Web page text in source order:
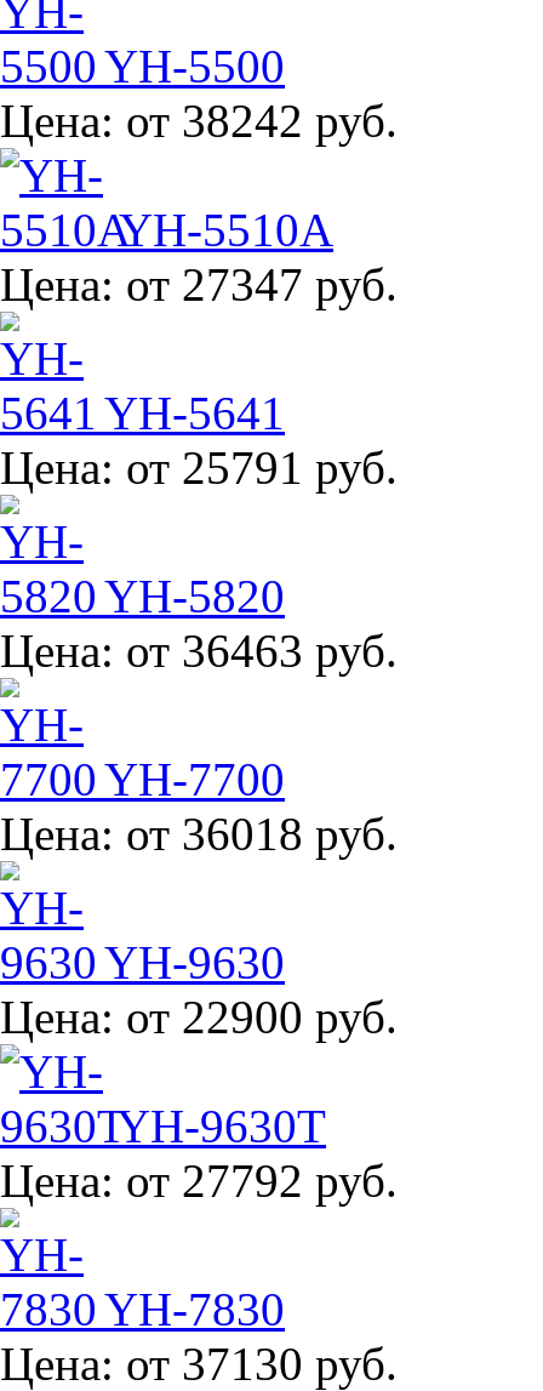
YH-5500
Цена: от 38242 руб.
YH-5510A
Цена: от 27347 руб.
YH-5641
Цена: от 25791 руб.
YH-5820
Цена: от 36463 руб.
YH-7700
Цена: от 36018 руб.
YH-9630
Цена: от 22900 руб.
YH-9630T
Цена: от 27792 руб.
YH-7830
Цена: от 37130 руб.